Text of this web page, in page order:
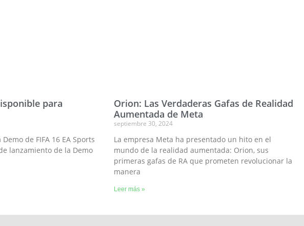
para
de FIFA 16 EA Sports
lanzamiento de la Demo
Orion: Las Verdaderas Gafas de Realidad
Aumentada de Meta
septiembre 30, 2024
La empresa Meta ha presentado un hito en el
mundo de la realidad aumentada: Orion, sus
primeras gafas de RA que prometen revolucionar la
manera
Leer más »